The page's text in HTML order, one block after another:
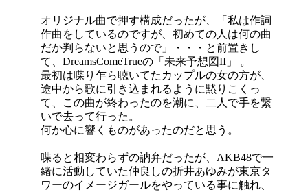
オリジナル曲で押す構成だったが、「私は作詞
作曲をしているのですが、初めての人は何の曲
だか判らないと思うので」・・・と前置きし
て、DreamsComeTrueの「未来予想図II」 。
最初は喋り乍ら聴いてたカップルの女の方が、
途中から歌に引き込まれるように黙りこくっ
て、この曲が終わったのを潮に、二人で手を繋
いで去って行った。
何か心に響くものがあったのだと思う。
喋ると相変わらずの訥弁だったが、AKB48で一
緒に活動していた仲良しの折井あゆみが東京タ
ワーのイメージガールをやっている事に触れ、